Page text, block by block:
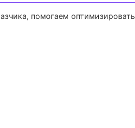
помогаем оптимизировать